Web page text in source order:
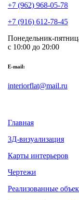
+7 (962) 968-05-78
+7 (916) 612-78-45
Понедельник-
с 10:00 до 20:00
E-mail:
interiorflat@mail.ru
Главная
3Д-визуализация
Карты интерьеров
Чертежи
Реализованные